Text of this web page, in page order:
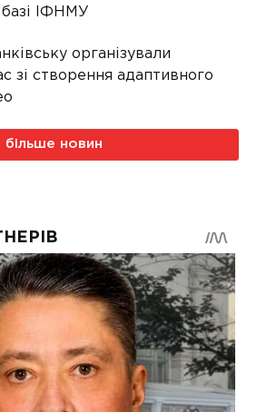
базі ІФНМУ
організували
зі створення адаптивного
більше новин